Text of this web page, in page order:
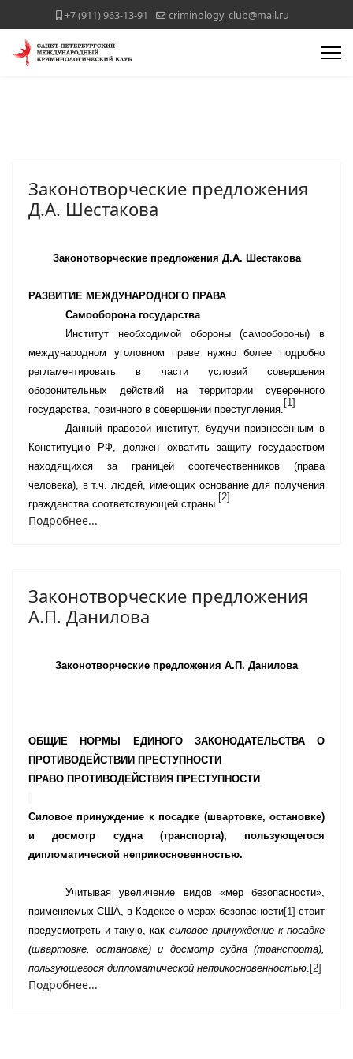
+7 (911) 963-13-91 criminology_club@mail.ru
Законотворческие предложения
Д.А. Шестакова
Законотворческие предложения Д.А. Шестакова
РАЗВИТИЕ МЕЖДУНАРОДНОГО ПРАВА
Самооборона государства
Институт необходимой обороны (самообороны) в
международном уголовном праве нужно более подробно
регламентировать в части условий совершения
оборонительных действий на территории суверенного
государства, повинного в совершении преступления.
[1]
Данный правовой институт, будучи привнесённым в
Конституцию РФ, должен охватить защиту государством
находящихся за границей соотечественников (права
человека), в т.ч. людей, имеющих основание для получения
гражданства соответствующей страны.
[2]
Подробнее...
Законотворческие предложения
А.П. Данилова
Законотворческие предложения А.П. Данилова
ОБЩИЕ НОРМЫ ЕДИНОГО ЗАКОНОДАТЕЛЬСТВА О
ПРОТИВОДЕЙСТВИИ ПРЕСТУПНОСТИ
ПРАВО ПРОТИВОДЕЙСТВИЯ ПРЕСТУПНОСТИ
Силовое принуждение к посадке (швартовке, остановке)
и досмотр судна (транспорта), пользующегося
дипломатической неприкосновенностью.
Учитывая увеличение видов «мер безопасности»,
применяемых США, в Кодексе о мерах безопасности[1] стоит
предусмотреть и такую, как силовое принуждение к посадке
(швартовке, остановке) и досмотр судна (транспорта),
пользующегося дипломатической неприкосновенностью. [2]
Подробнее...